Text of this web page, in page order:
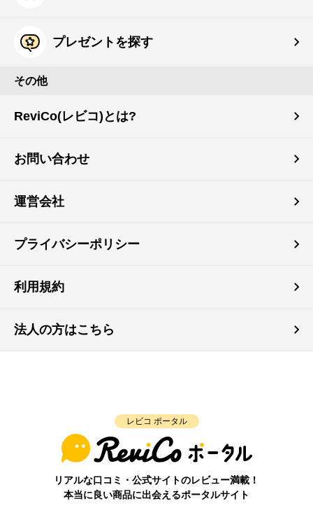
プレゼントを探す
その他
ReviCo(レビコ)とは?
お問い合わせ
運営会社
プライバシーポリシー
利用規約
法人の方はこちら
レビコ ポータル
リアルな口コミ・公式サイトのレビュー満載！
本当に良い商品に出会えるポータルサイト